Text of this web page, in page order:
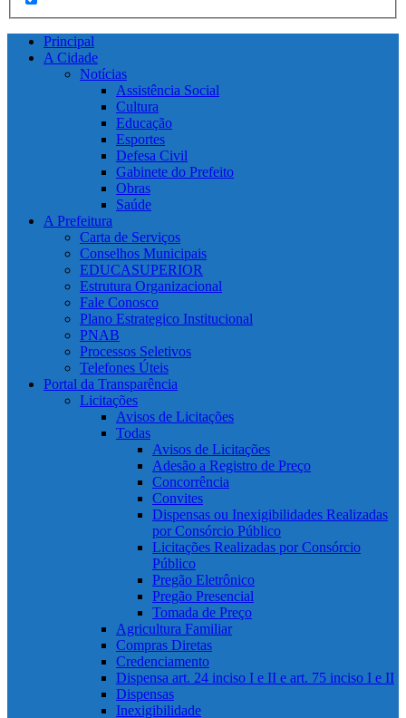
Principal
A Cidade
Notícias
Assistência Social
Cultura
Educação
Esportes
Defesa Civil
Gabinete do Prefeito
Obras
Saúde
A Prefeitura
Carta de Serviços
Conselhos Municipais
EDUCASUPERIOR
Estrutura Organizacional
Fale Conosco
Plano Estrategico Institucional
PNAB
Processos Seletivos
Telefones Úteis
Portal da Transparência
Licitações
Avisos de Licitações
Todas
Avisos de Licitações
Adesão a Registro de Preço
Concorrência
Convites
Dispensas ou Inexigibilidades Realizadas
por Consórcio Público
Licitações Realizadas por Consórcio
Público
Pregão Eletrônico
Pregão Presencial
Tomada de Preço
Agricultura Familiar
Compras Diretas
Credenciamento
Dispensa art. 24 inciso I e II e art. 75 inciso I e II
Dispensas
Inexigibilidade